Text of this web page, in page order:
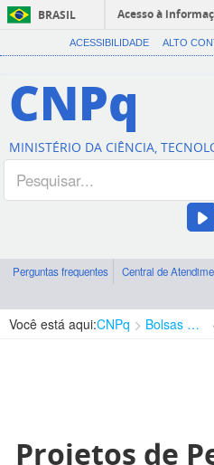
BRASIL
Acesso à
ACESSIBILIDADE ALTO
CNPq
MINISTÉRIO DA CIÊNCIA,
Perguntas frequentes Central de
Você está aqui:CNPq Bolsas e Auxílios Vigentes
Projetos de